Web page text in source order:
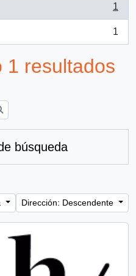
1
1
1 resultados
búsqueda
Dirección: Descendente